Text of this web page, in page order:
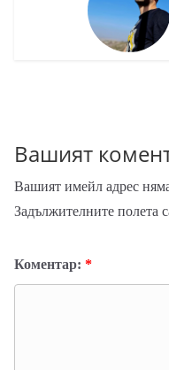
Вашият
Вашият имейл адрес
Задължителните полета
Коментар: *